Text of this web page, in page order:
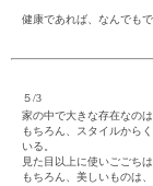
健康であれば、なんでも
５/3
家の中で大きな存在なの
もちろん、スタイルから
いる。
見た目以上に使いごごち
もちろん、美しいものは